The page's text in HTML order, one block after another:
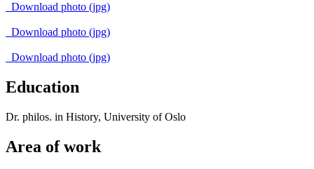
Download photo (jpg)
Download photo (jpg)
Download photo (jpg)
Education
Dr. philos. in History, University of Oslo
Area of work